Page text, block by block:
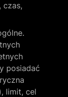
czas,
posiadać
limit, cel